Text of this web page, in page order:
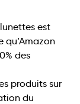
est
qu’Amazon
des
produits sur
du